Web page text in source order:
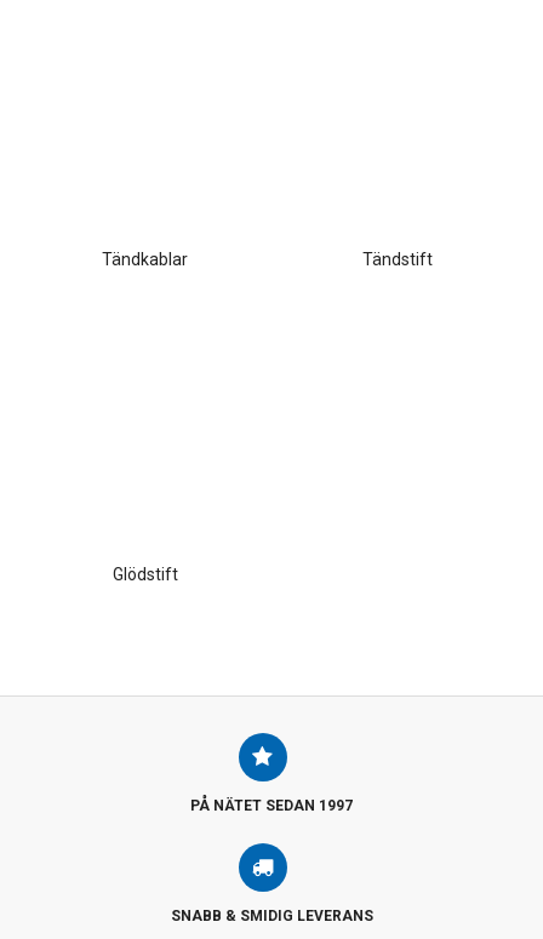
Tändkablar Tändstift
Glödstift
PÅ NÄTET SEDAN 1997
SNABB & SMIDIG LEVERANS